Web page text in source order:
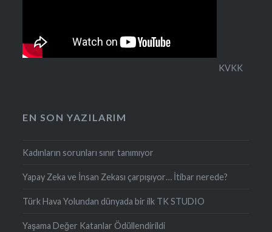
KVKK
EN SON YAZILARIM
Kadınların sorunları sınır tanımıyor
Yapay Zeka ve İnsan Zekası çarpışıyor… İtibar nerede?
Türk Hava Yolundan dünyada bir ilk TK STUDIO
Yaşama Değer Katanlar Ödüllendirildi